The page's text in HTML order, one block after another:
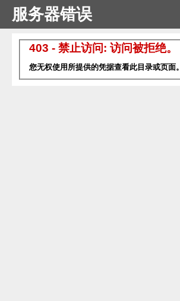
服务器错误
403 - 禁止访问: 访问被拒绝。
您无权使用所提供的凭据查看此目录或页面。